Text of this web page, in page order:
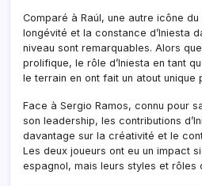
Comparé à Raúl, une autre icône
longévité et la constance d’Iniesta
niveau sont remarquables. Alors
prolifique, le rôle d’Iniesta en tant
le terrain en ont fait un atout unique
Face à Sergio Ramos, connu pour
son leadership, les contributions
davantage sur la créativité et le
Les deux joueurs ont eu un impact
espagnol, mais leurs styles et rôles